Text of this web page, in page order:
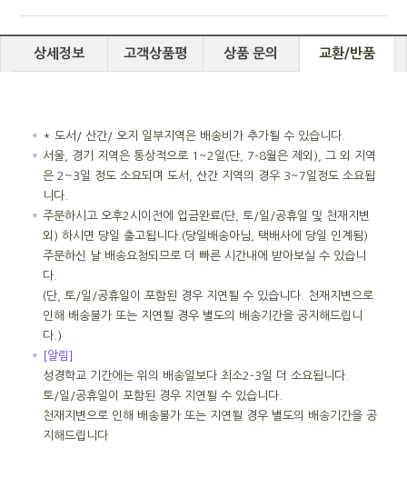
상세정보 고객상품평 상품 문의 교환/반품
＊
* 도서/ 산간/ 오지 일부지역은 배송비가 추가될 수 있습니다.
＊ 서울, 경기 지역은 통상적으로 1~2일(단, 7-8월은 제외), 그 외 지역
은 2~3일 정도 소요되며 도서, 산간 지역의 경우 3~7일정도 소요됩
니다.
＊ 주문하시고 오후2시이전에 입금완료(단, 토/일/공휴일 및 천재지변
외) 하시면 당일 출고됩니다.(당일배송아님, 택배사에 당일 인계됨)
주문하신 날 배송요청되므로 더 빠른 시간내에 받아보실 수 있습니
다.
(단, 토/일/공휴일이 포함된 경우 지연될 수 있습니다. 천재지변으로
인해 배송불가 또는 지연될 경우 별도의 배송기간을 공지해드립니
다.)
＊
[알림]
성경학교 기간에는 위의 배송일보다 최소2-3일 더 소요됩니다.
토/일/공휴일이 포함된 경우 지연될 수 있습니다.
천재지변으로 인해 배송불가 또는 지연될 경우 별도의 배송기간을 공
지해드립니다